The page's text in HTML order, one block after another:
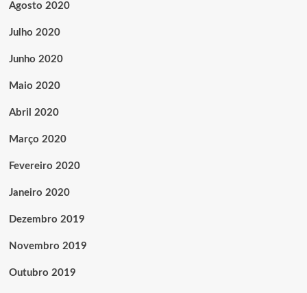
Agosto 2020
Julho 2020
Junho 2020
Maio 2020
Abril 2020
Março 2020
Fevereiro 2020
Janeiro 2020
Dezembro 2019
Novembro 2019
Outubro 2019